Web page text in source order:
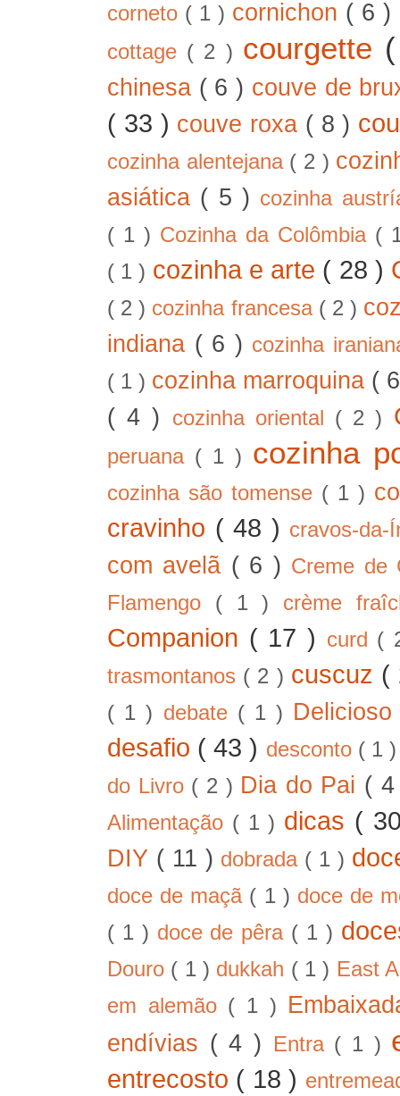
corneto ( 1 ) cornichon ( 6 )
cottage ( 2 ) courgette
chinesa ( 6 ) couve de
( 33 ) couve roxa ( 8 )
cozinha alentejana ( 2 )
asiática ( 5 ) cozinha
( 1 ) Cozinha da Colômbia (
( 1 ) cozinha e arte ( 28 )
( 2 ) cozinha francesa ( 2 )
indiana ( 6 ) cozinha
( 1 ) cozinha marroquina (
( 4 )
cozinha oriental ( 2 )
peruana ( 1 ) cozinha
cozinha são tomense ( 1 )
cravinho ( 48 ) cravos-
com avelã ( 6 ) Creme de
Flamengo ( 1 ) crème
Companion ( 17 ) curd (
trasmontanos ( 2 ) cuscuz (
( 1 ) debate ( 1 )
desafio ( 43 ) desconto ( 1
do Livro ( 2 ) Dia do Pai (
Alimentação ( 1 ) dicas (
DIY ( 11 ) dobrada ( 1 )
doce de maçã ( 1 ) doce de
( 1 ) doce de pêra ( 1 )
Douro ( 1 ) dukkah ( 1 ) East
em alemão ( 1 )
endívias ( 4 ) Entra ( 1 )
entrecosto ( 18 )